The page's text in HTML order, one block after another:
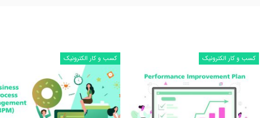
کسب و کار الکترونیک کسب و کار الکترونیک